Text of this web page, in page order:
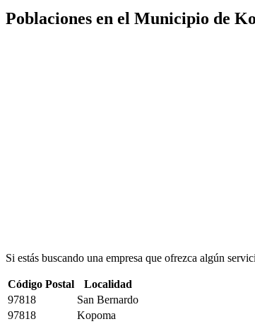
Poblaciones en el Municipio de
Si estás buscando una empresa que ofrezca algún
Código Postal
Localidad
97818
San Bernardo
97818
Kopoma